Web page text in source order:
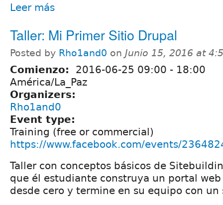
Leer más
Taller: Mi Primer Sitio Drupal
Posted by Rho1and0 on Junio 15, 2016 at
Comienzo: 2016-06-25 09:00 - 18:00
América/La_Paz
Organizers:
Rho1and0
Event type:
Training (free or commercial)
https://www.facebook.com/events/
Taller con conceptos básicos de
que él estudiante construya un portal
desde cero y termine en su equipo con